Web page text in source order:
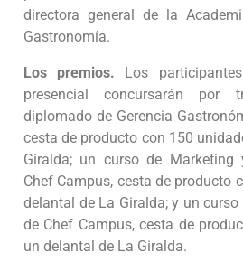
directora general de la
Gastronomía.
Los premios. Los
presencial concursarán por
diplomado de Gerencia
cesta de producto con 150
Giralda; un curso de Marketing
Chef Campus, cesta de producto
delantal de La Giralda; y un
de Chef Campus, cesta de
un delantal de La Giralda.